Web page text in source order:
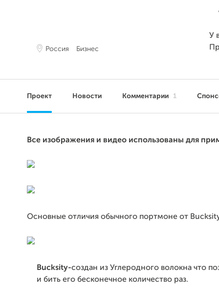
Россия Бизнес
У
Проект Новости Комментарии 1
Все изображения и видео использованы для
Основные отличия обычного портмоне от
Bucksity-создан из Углеродного волокна что
и бить его бесконечное количество раз.